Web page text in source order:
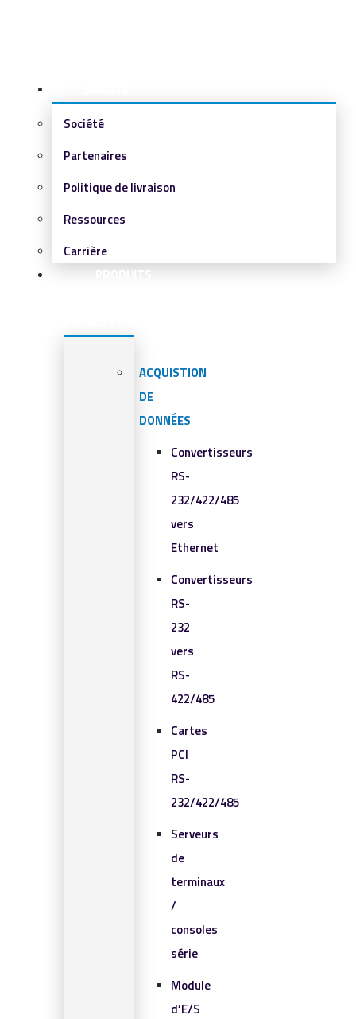
Société
Partenaires
Politique de livraison
Ressources
Carrière
PRODUITS
ACQUISTION
DE
DONNÉES
Convertisseurs
RS-
232/422/485
vers
Ethernet
Convertisseurs
RS-
232
vers
RS-
422/485
Cartes
PCI
RS-
232/422/485
Serveurs
de
terminaux
/
consoles
série
Module
d’E/S